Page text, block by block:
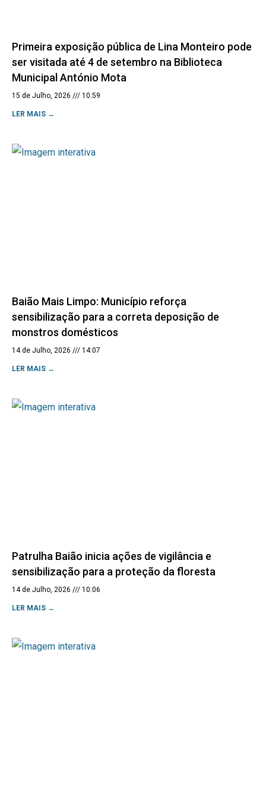
Primeira exposição pública de Lina Monteiro pode
ser visitada até 4 de setembro na Biblioteca
Municipal António Mota
15 de Julho, 2026 10:59
LER MAIS →
Baião Mais Limpo: Município reforça
sensibilização para a correta deposição de
monstros domésticos
14 de Julho, 2026 14:07
LER MAIS →
Patrulha Baião inicia ações de vigilância e
sensibilização para a proteção da floresta
14 de Julho, 2026 10:06
LER MAIS →